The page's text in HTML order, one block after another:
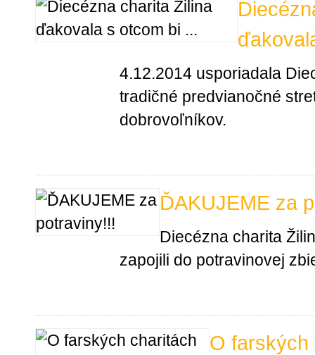
4.12.2014 usporiadala
tradičné predvianočné
dobrovoľníkov.
ĎAKUJEME za
Diecézna charita
zapojili do potravinovej
O farských